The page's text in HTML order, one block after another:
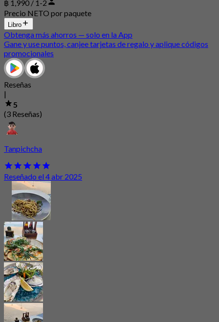
฿ 1,990 / 1-2
Precio NETO por paquete
Libro
Obtenga más ahorros — solo en la App
Gane y use puntos, canjee tarjetas de regalo y aplique códigos
promocionales
Reseñas
|
5
(3 Reseñas)
Tanpichcha
Reseñado el 4 abr 2025